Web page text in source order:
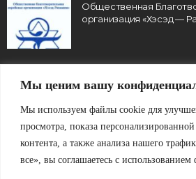
Мы ценим вашу
Мы используем файлы cookie для
просмотра, показа
контента, а также анализа нашего
все», вы соглашаетесь с использованием
Общественная
организация «Хэсэд —
О Нас Архив